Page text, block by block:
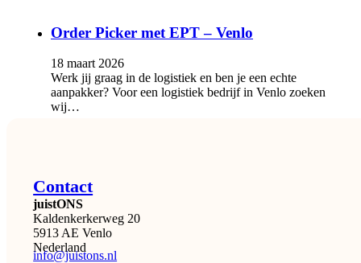
Order Picker met EPT – Venlo
18 maart 2026
Werk jij graag in de logistiek en ben je een echte
aanpakker? Voor een logistiek bedrijf in Venlo zoeken
wij…
Contact
juistONS
Kaldenkerkerweg 20
5913 AE Venlo
Nederland
info@juistons.nl